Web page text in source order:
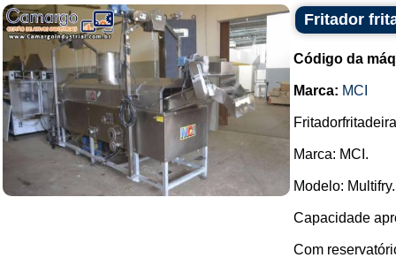
Fritador
Código da
Marca: MCI
Marca: MCI.
Modelo: Multifry.
Capacidade
Com